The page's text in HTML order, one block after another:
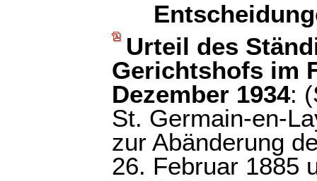
Urteil des
Gerichtshofs im
Dezember 1934:
St. Germain-en-
zur Abänderung
26. Februar 1885